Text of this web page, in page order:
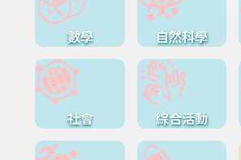
數學 自然科學
社會 綜合活動